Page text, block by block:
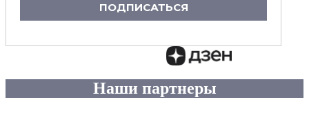
ПОДПИСАТЬСЯ
Наши партнеры